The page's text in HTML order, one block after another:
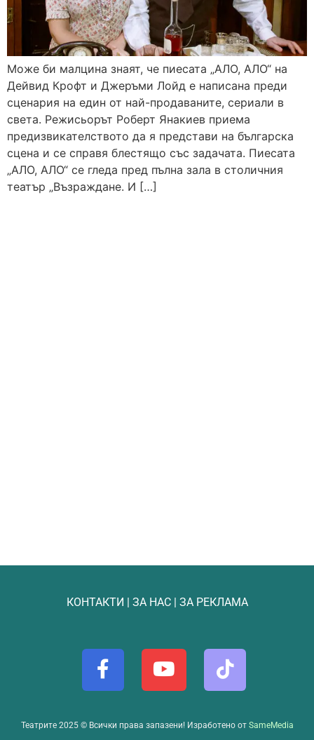
Може би малцина знаят, че пиесата „АЛО, АЛО“ на
Дейвид Крофт и Джеръми Лойд е написана преди
сценария на един от най-продаваните, сериали в
света. Режисьорът Роберт Янакиев приема
предизвикателството да я представи на българска
сцена и се справя блестящо със задачата. Пиесата
„АЛО, АЛО“ се гледа пред пълна зала в столичния
театър „Възраждане. И […]
КОНТАКТИ | ЗА НАС| ЗА РЕКЛАМА
Театрите 2025 © Всички права запазени! Изработено от SameMedia